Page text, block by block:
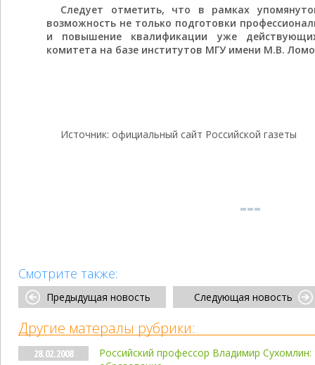
Следует отметить, что в рамках
возможность не только подготовки
и повышение квалификации уже
комитета на базе институтов МГУ имени М.В.
Источник: официальный сайт Российской газеты
Смотрите также:
Предыдущая новость Следующая новость
Другие матералы рубрики:
28.02.2008
Российский профессор Владимир